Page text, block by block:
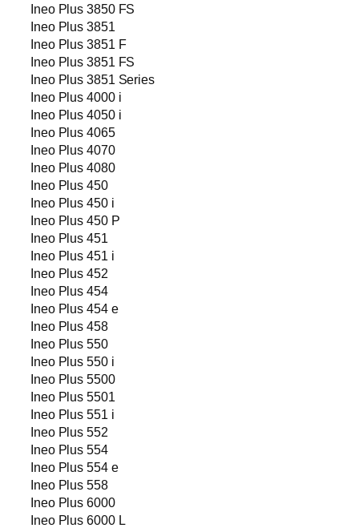
Ineo Plus 3850 FS
Ineo Plus 3851
Ineo Plus 3851 F
Ineo Plus 3851 FS
Ineo Plus 3851 Series
Ineo Plus 4000 i
Ineo Plus 4050 i
Ineo Plus 4065
Ineo Plus 4070
Ineo Plus 4080
Ineo Plus 450
Ineo Plus 450 i
Ineo Plus 450 P
Ineo Plus 451
Ineo Plus 451 i
Ineo Plus 452
Ineo Plus 454
Ineo Plus 454 e
Ineo Plus 458
Ineo Plus 550
Ineo Plus 550 i
Ineo Plus 5500
Ineo Plus 5501
Ineo Plus 551 i
Ineo Plus 552
Ineo Plus 554
Ineo Plus 554 e
Ineo Plus 558
Ineo Plus 6000
Ineo Plus 6000 L